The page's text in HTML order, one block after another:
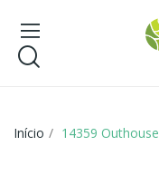
Início 14359 Outhouse